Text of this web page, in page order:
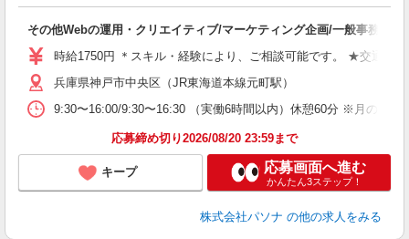
その他Webの運用・クリエイティブ/マーケティング企画/一般事務
時給1750円 ＊スキル・経験により、ご相談可能です。 ★交通費
兵庫県神戸市中央区（JR東海道本線元町駅）
9:30〜16:00/9:30〜16:30 （実働6時間以内）休憩60分 ※月の残
応募締め切り2026/08/20 23:59まで
キープ 応募画面へ進む
かんたん3ステップ！
株式会社パソナ の他の求人をみる